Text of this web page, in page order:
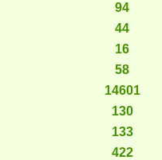
94
44
16
58
14601
130
133
422